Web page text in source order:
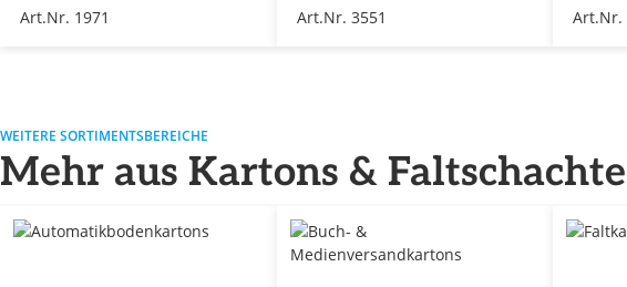
Art.Nr. 1971 Art.Nr. 3551 Art.Nr.
WEITERE SORTIMENTSBEREICHE
Mehr aus Kartons &